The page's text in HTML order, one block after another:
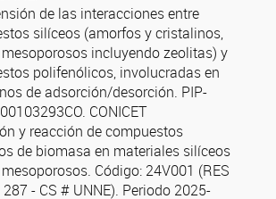
de las interacciones entre
silíceos (amorfos y cristalinos,
incluyendo zeolitas) y
polifenólicos, involucradas en
de adsorción/desorción. PIP-
CONICET
y reacción de compuestos
de biomasa en materiales silíceos
Código: 24V001 (RES
- CS # UNNE). Periodo 2025-